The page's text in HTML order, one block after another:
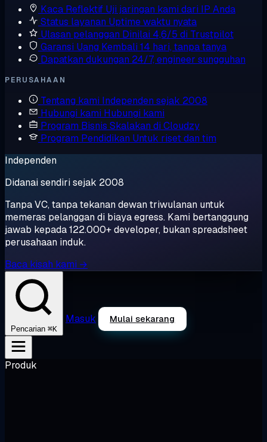
Kaca Reflektif Uji jaringan kami dari IP Anda
Status layanan Uptime waktu nyata
Ulasan pelanggan Dinilai 4,6/5 di Trustpilot
Garansi Uang Kembali 14 hari, tanpa tanya
Dapatkan dukungan 24/7, engineer sungguhan
PERUSAHAAN
Tentang kami Independen sejak 2008
Hubungi kami Hubungi kami
Program Bisnis Skalakan di Cloudzy
Program Pendidikan Untuk riset dan tim
Independen
Didanai sendiri sejak 2008
Tanpa VC, tanpa tekanan dewan triwulanan untuk
memeras pelanggan di biaya egress. Kami bertanggung
jawab kepada 122.000+ developer, bukan spreadsheet
perusahaan induk.
Baca kisah kami →
Pencarian ⌘K
Masuk Mulai sekarang
Produk